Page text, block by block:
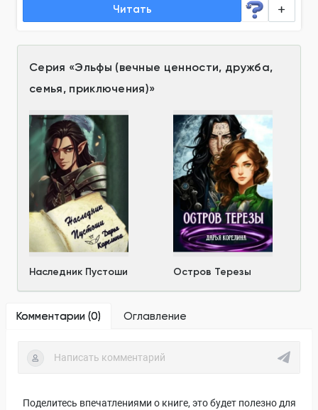
Читать
Серия «Эльфы (вечные ценности, дружба,
семья, приключения)»
Наследник Пустоши Остров Терезы
Комментарии (0) Оглавление
Поделитесь впечатлениями о книге, это будет полезно для